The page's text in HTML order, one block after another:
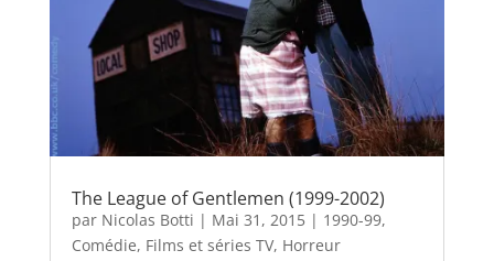
The League of Gentlemen (1999-2002)
par Nicolas Botti | Mai 31, 2015| 1990-99,
Comédie, Films et séries TV, Horreur